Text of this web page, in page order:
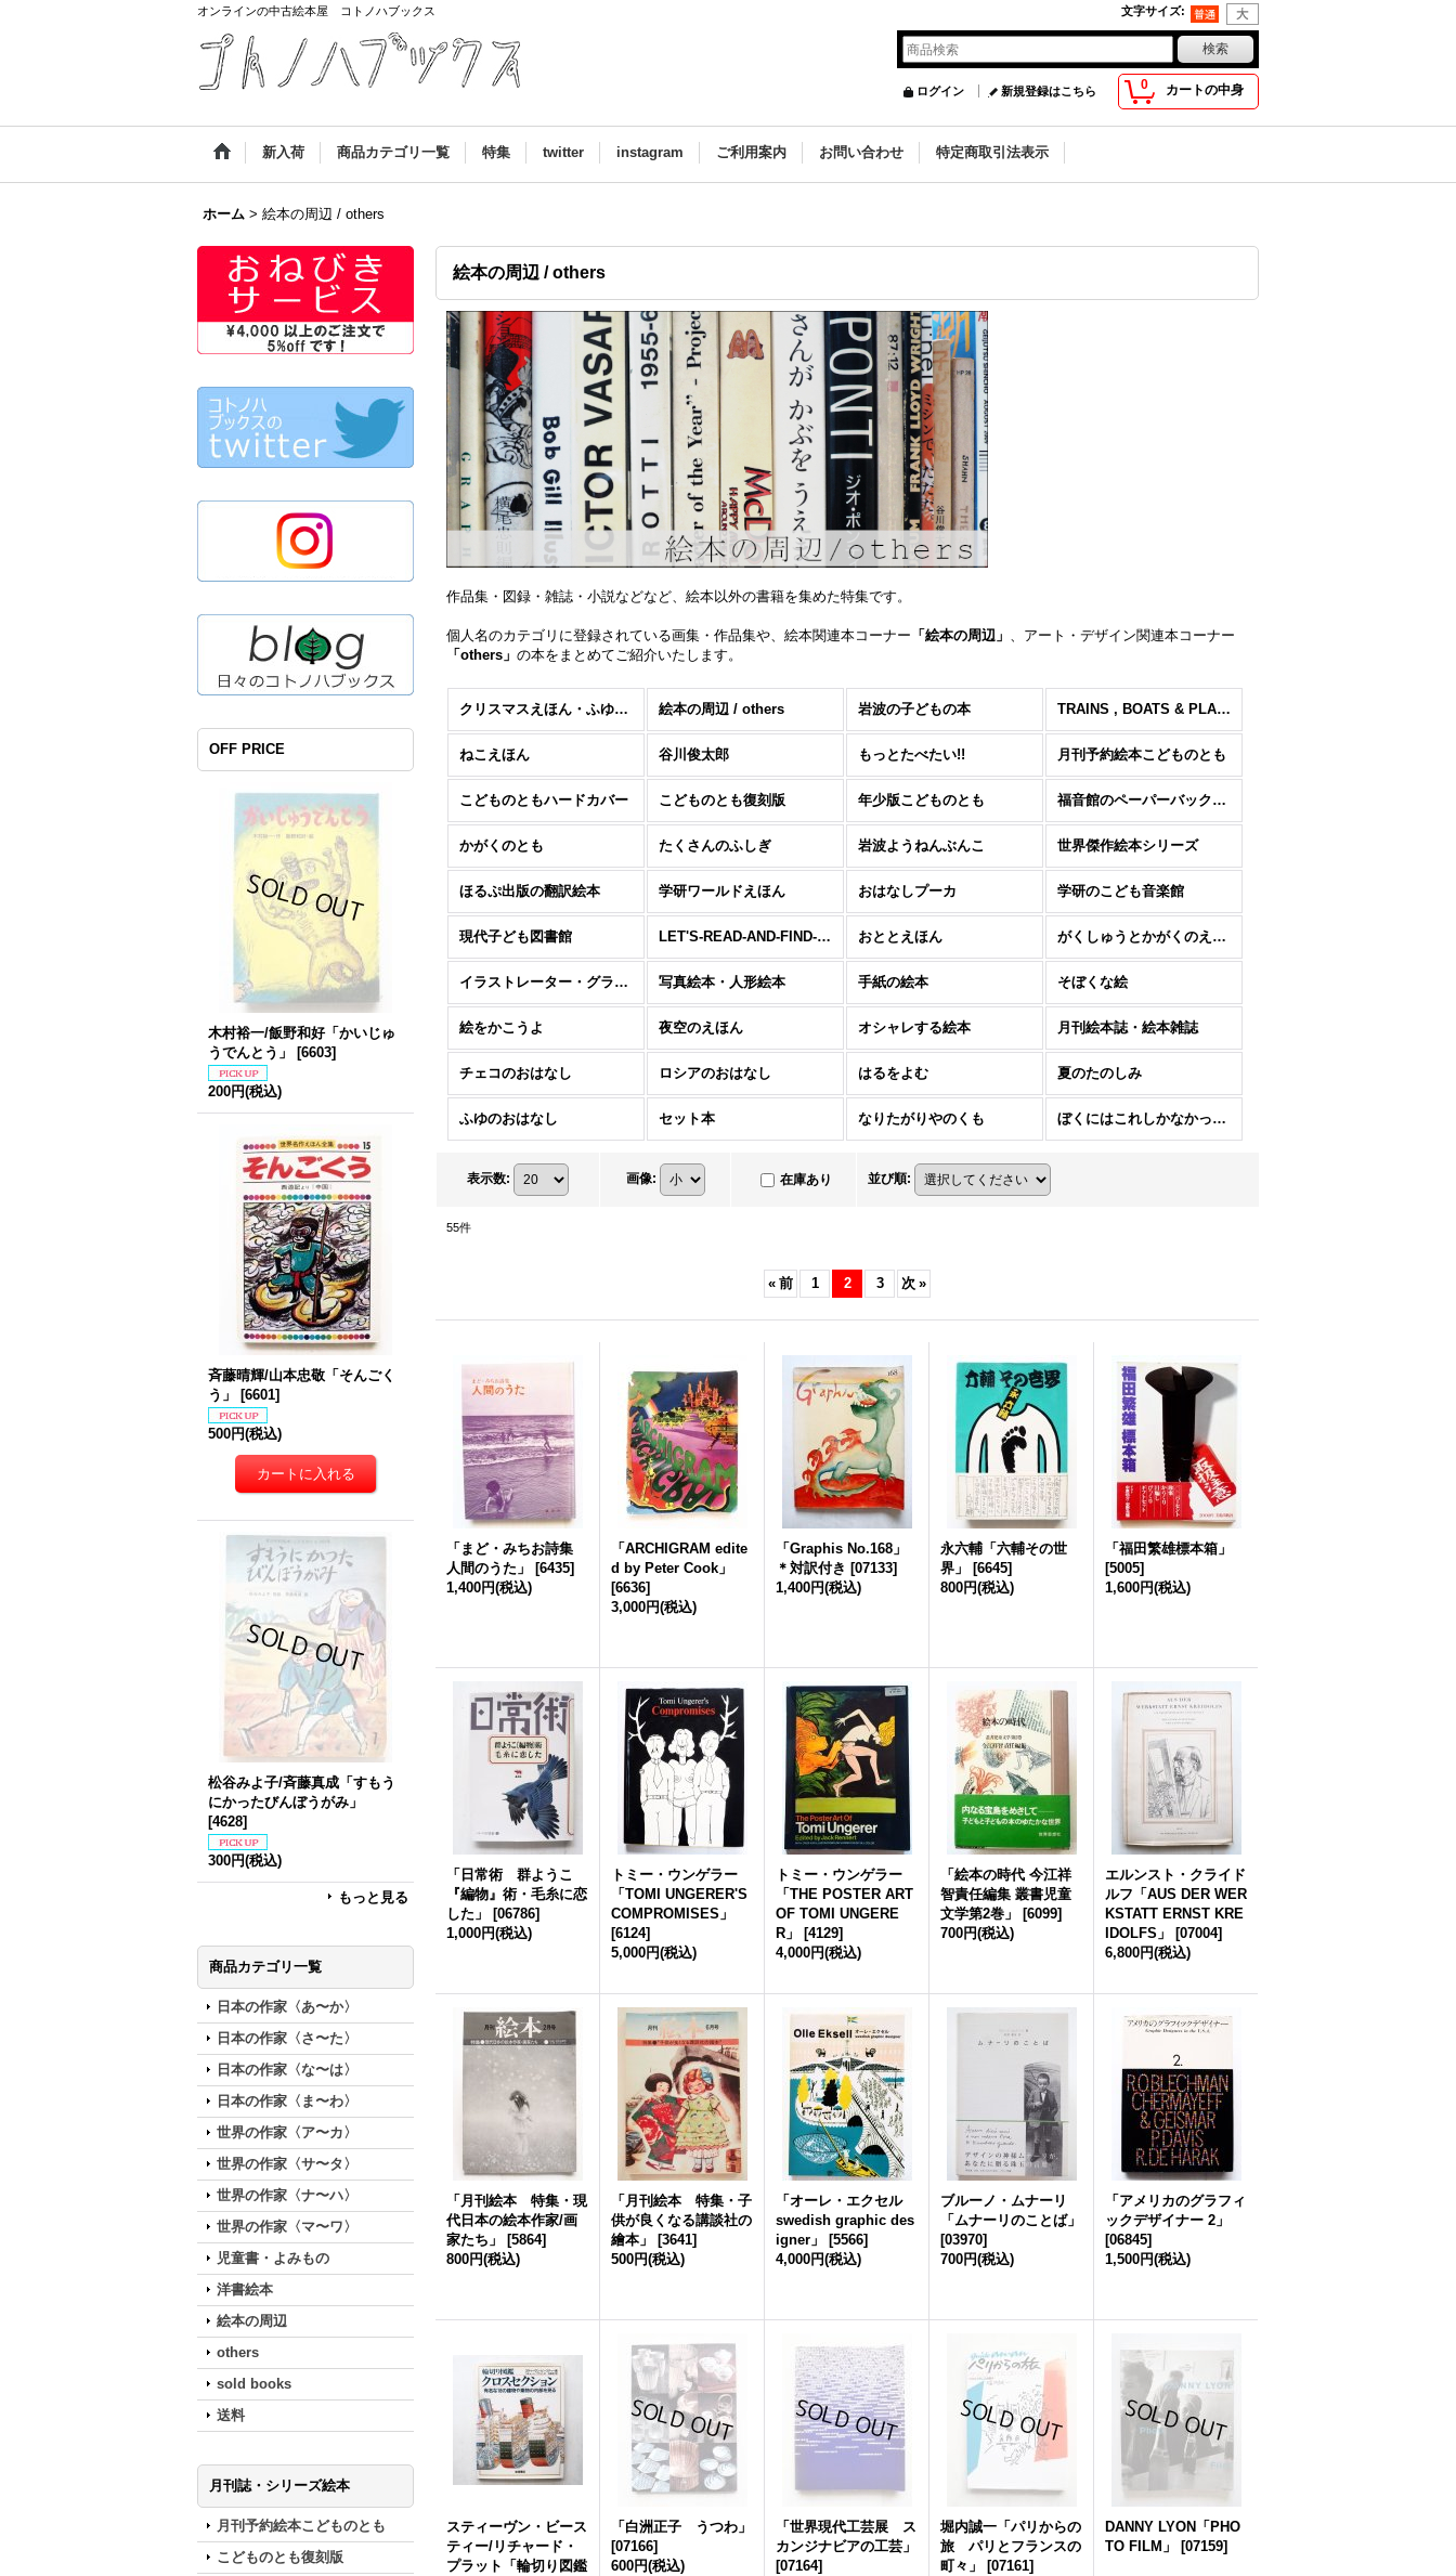
オンラインの中古絵本屋 コトノハブックス 文字サイズ:
0 カートの中身
ログイン 新規登録はこちら
新入荷 商品カテゴリ一覧 特集 twitter instagram ご利用案内 お問い合わせ 特定商取引法表示
ホーム > 絵本の周辺 / others
OFF PRICE
木村裕一/飯野和好「かいじゅ
うでんとう」
[6603]
200円(税込)
斉藤晴輝/山本忠敬「そんごく
う」
[6601]
500円(税込)
松谷みよ子/斉藤真成「すもう
にかったびんぼうがみ」
[4628]
300円(税込)
もっと見る
商品カテゴリ一覧
日本の作家〈あ〜か〉
日本の作家〈さ〜た〉
日本の作家〈な〜は〉
日本の作家〈ま〜わ〉
世界の作家〈ア〜カ〉
世界の作家〈サ〜タ〉
世界の作家〈ナ〜ハ〉
世界の作家〈マ〜ワ〉
児童書・よみもの
洋書絵本
絵本の周辺
others
sold books
送料
月刊誌・シリーズ絵本
月刊予約絵本こどものとも
こどものとも復刻版
絵本の周辺 / others
作品集・図録・雑誌・小説などなど、絵本以外の書籍を集めた特集です。
個人名のカテゴリに登録されている画集・作品集や、絵本関連本コーナー 「絵本の周辺」 、アート・デザイン関連本コーナー
「others」 の本をまとめてご紹介いたします。
クリスマスえほん・ふゆのおはなし 絵本の周辺 / others 岩波の子どもの本 TRAINS , BOATS & PLANES
ねこえほん 谷川俊太郎 もっとたべたい!! 月刊予約絵本こどものとも
こどものともハードカバー こどものとも復刻版 年少版こどものとも 福音館のペーパーバック絵本
かがくのとも たくさんのふしぎ 岩波ようねんぶんこ 世界傑作絵本シリーズ
ほるぷ出版の翻訳絵本 学研ワールドえほん おはなしプーカ 学研のこども音楽館
現代子ども図書館 LET'S-READ-AND-FIND-OUT SCIENCE BOOK おととえほん がくしゅうとかがくのえほん
イラストレーター・グラフィックデザイナーの絵本 写真絵本・人形絵本 手紙の絵本 そぼくな絵
絵をかこうよ 夜空のえほん オシャレする絵本 月刊絵本誌・絵本雑誌
チェコのおはなし ロシアのおはなし はるをよむ 夏のたのしみ
ふゆのおはなし セット本 なりたがりやのくも ぼくにはこれしかなかった。
表示数: 画像: 在庫あり 並び順:
55件
« 前 1 2 3 次 »
「まど・みちお詩集
人間のうた」
[6435]
1,400円(税込)
「ARCHIGRAM edite
d by Peter Cook」
[6636]
3,000円(税込)
「Graphis No.168」
＊対訳付き [07133]
1,400円(税込)
永六輔「六輔その世
界」
[6645]
800円(税込)
「福田繁雄標本箱」
[5005]
1,600円(税込)
「日常術 群ようこ
『編物』術・毛糸に恋
した」
[06786]
1,000円(税込)
トミー・ウンゲラー
「TOMI UNGERER'S
COMPROMISES」
[6124]
5,000円(税込)
トミー・ウンゲラー
「THE POSTER ART
OF TOMI UNGERE
R」
[4129]
4,000円(税込)
「絵本の時代 今江祥
智責任編集 叢書児童
文学第2巻」
[6099]
700円(税込)
エルンスト・クライド
ルフ「AUS DER WER
KSTATT ERNST KRE
IDOLFS」
[07004]
6,800円(税込)
「月刊絵本 特集・現
代日本の絵本作家/画
家たち」
[5864]
800円(税込)
「月刊絵本 特集・子
供が良くなる講談社の
繪本」
[3641]
500円(税込)
「オーレ・エクセル
swedish graphic des
igner」
[5566]
4,000円(税込)
ブルーノ・ムナーリ
「ムナーリのことば」
[03970]
700円(税込)
「アメリカのグラフィ
ックデザイナー 2」
[06845]
1,500円(税込)
スティーヴン・ビース
ティー/リチャード・
プラット「輪切り図鑑
「白洲正子 うつわ」
[07166]
600円(税込)
「世界現代工芸展 ス
カンジナビアの工芸」
[07164]
堀内誠一「パリからの
旅 パリとフランスの
町々」
[07161]
DANNY LYON「PHO
TO FILM」
[07159]